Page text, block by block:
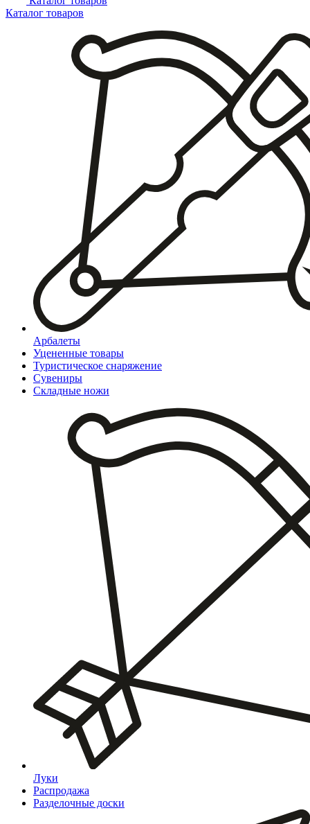
Каталог товаров
Арбалеты
Уцененные товары
Туристическое снаряжение
Сувениры
Складные ножи
Луки
Распродажа
Разделочные доски